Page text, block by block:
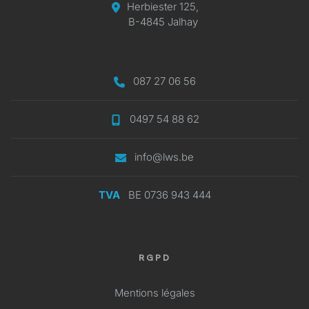
Herbiester 125,
B-4845 Jalhay
087 27 06 56
0497 54 88 62
info@lws.be
TVA BE 0736 943 444
RGPD
Mentions légales